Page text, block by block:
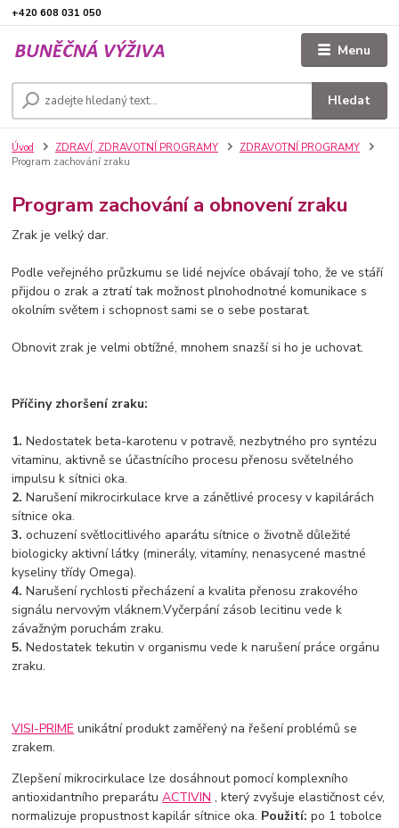
Menu
Hledat
+420 608 031 050
Úvod ZDRAVÍ, ZDRAVOTNÍ PROGRAMY
ZDRAVOTNÍ PROGRAMY
Program zachování zraku
Program zachování a obnovení zraku
Zrak je velký dar.
Podle veřejného průzkumu se lidé nejvíce obávají toho, že ve stáří
přijdou o zrak a ztratí tak možnost plnohodnotné komunikace s
okolním světem i schopnost sami se o sebe postarat.
Obnovit zrak je velmi obtížné, mnohem snazší si ho je uchovat.
Příčiny zhoršení zraku:
1.Nedostatek beta-karotenu v potravě, nezbytného pro syntézu
vitaminu, aktivně se účastnícího procesu přenosu světelného
impulsu k sítnici oka.
2. Narušení mikrocirkulace krve a zánětlivé procesy v kapilárách
sítnice oka.
3. ochuzení světlocitlivého aparátu sítnice o životně důležité
biologicky aktivní látky (minerály, vitamíny, nenasycené mastné
kyseliny třídy Omega).
4. Narušení rychlosti přecházení a kvalita přenosu zrakového
signálu nervovým vláknem.Vyčerpání zásob lecitinu vede k
závažným poruchám zraku.
5. Nedostatek tekutin v organismu vede k narušení práce orgánu
zraku.
VISI-PRIME unikátní produkt zaměřený na řešení problémů se
zrakem.
Zlepšení mikrocirkulace lze dosáhnout pomocí komplexního
antioxidantního preparátuACTIVIN , který zvyšuje elastičnost cév,
normalizuje propustnost kapilár sítnice oka. Použití: po 1 tobolce